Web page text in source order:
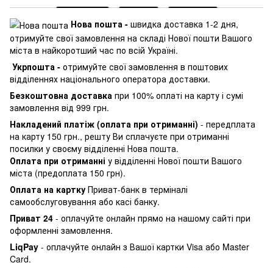
Нова пошта - швидка доставка 1-2 дня,
отримуйте свої замовлення на складі Нової пошти Вашого
міста в найкоротший час по всій Україні.
Укрпошта - отримуйте свої замовлення в поштових
відділеннях національного оператора доставки.
Безкоштовна доставка при 100% оплаті на карту і сумі
замовлення від 999 грн.
Накладений платіж (оплата при отриманні) - передплата
на карту 150 грн., решту Ви сплачуєте при отриманні
посилки у своєму відділенні Нова пошта.
Оплата при отриманні у відділенні Нової пошти Вашого
міста (предоплата 150 грн).
Оплата на картку Приват-банк в терміналі
самообслуговування або касі банку.
Приват 24 - оплачуйте онлайн прямо на нашому сайті при
оформленні замовлення.
LiqPay - оплачуйте онлайн з Вашої картки Visa або Master
Card.